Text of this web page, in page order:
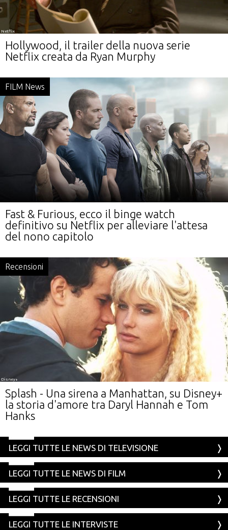
Netflix
Hollywood, il trailer della nuova serie
Netflix creata da Ryan Murphy
FILM News
Fast & Furious, ecco il binge watch
definitivo su Netflix per alleviare l'attesa
del nono capitolo
Recensioni
Disney+
Splash - Una sirena a Manhattan, su Disney+
la storia d'amore tra Daryl Hannah e Tom
Hanks
LEGGI TUTTE LE NEWS DI TELEVISIONE
LEGGI TUTTE LE NEWS DI FILM
LEGGI TUTTE LE RECENSIONI
LEGGI TUTTE LE INTERVISTE